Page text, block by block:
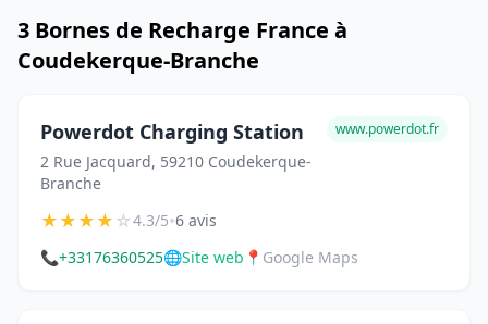
3 Bornes de Recharge France à
Coudekerque-Branche
Powerdot Charging Station
2 Rue Jacquard, 59210 Coudekerque-
Branche
www.powerdot.fr
★★★★☆4.3/5•6 avis
📞+33176360525🌐Site web 📍 Google Maps